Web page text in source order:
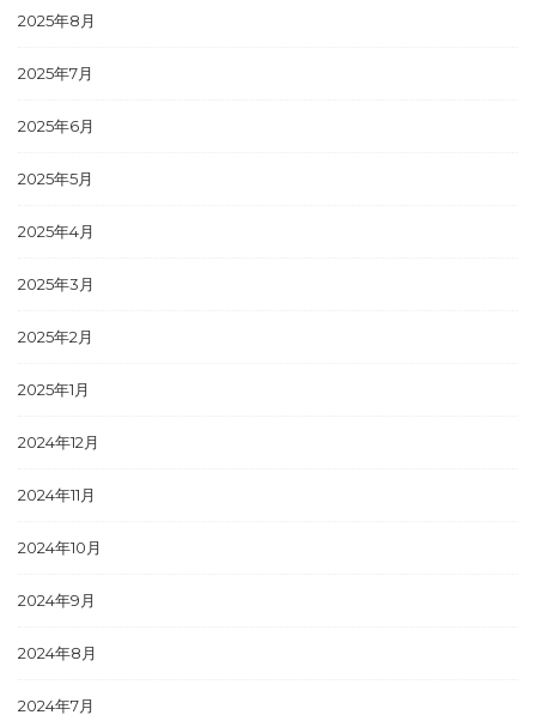
2025年8月
2025年7月
2025年6月
2025年5月
2025年4月
2025年3月
2025年2月
2025年1月
2024年12月
2024年11月
2024年10月
2024年9月
2024年8月
2024年7月